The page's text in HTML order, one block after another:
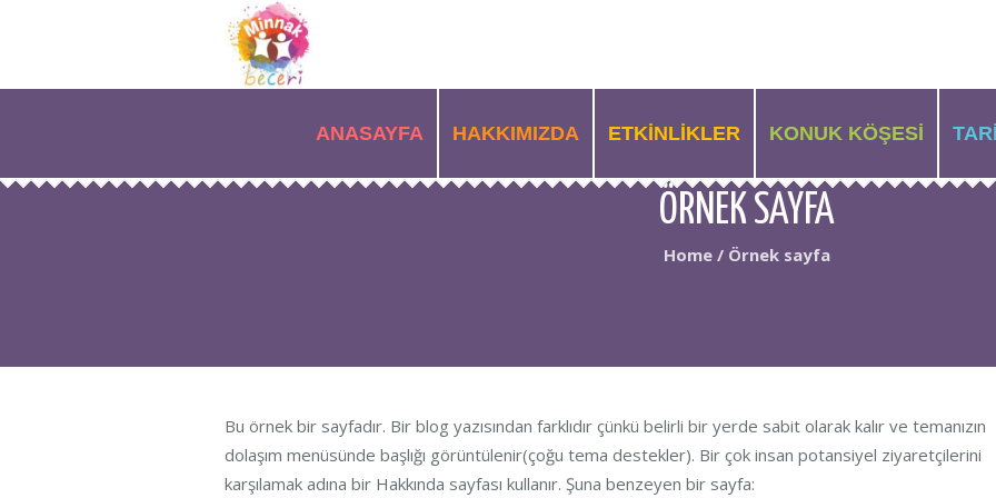
ANASAYFA HAKKIMIZDA ETKINLIKLER KONUK KÖŞESI
ÖRNEK SAYFA
Home / Örnek sayfa
Bu örnek bir sayfadır. Bir blog yazısından farklıdır çünkü belirli bir yerde sabit olarak kalır ve temanızın
dolaşım menüsünde başlığı görüntülenir(çoğu tema destekler). Bir çok insan potansiyel ziyaretçilerini
karşılamak adına bir Hakkında sayfası kullanır. Şuna benzeyen bir sayfa: